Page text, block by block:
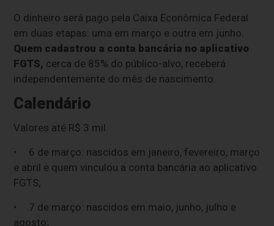
O dinheiro será pago pela Caixa Econômica Federal
em duas etapas: uma em março e outra em junho.
Quem cadastrou a conta bancária no aplicativo
FGTS, cerca de 85% do público-alvo, receberá
independentemente do mês de nascimento.
Calendário
Valores até R$ 3 mil
• 6 de março: nascidos em janeiro, fevereiro, março
e abril e quem vinculou a conta bancária ao aplicativo
FGTS;
• 7 de março: nascidos em maio, junho, julho e
agosto;